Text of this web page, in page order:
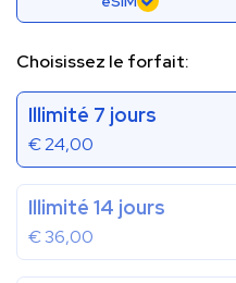
Choisissez le forfait:
Illimité 7 jours
€24,00
Illimité 14 jours
€36,00